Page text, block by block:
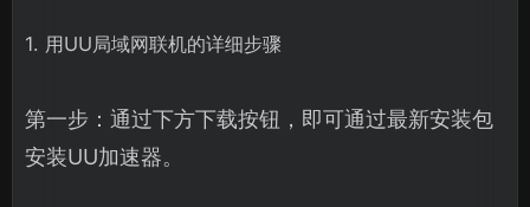
1. 用UU局域网联机的详细步骤
第一步：通过下方下载按钮，即可通过最新安装包
安装UU加速器。